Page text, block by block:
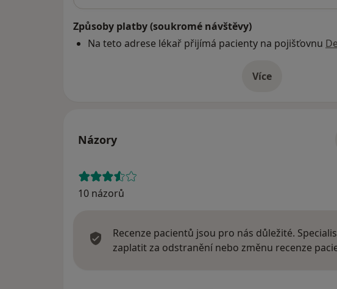
Způsoby platby (soukromé návštěvy)
Na teto adrese lékař přijímá pacienty na pojišťovnu
Víceo adrese
Názory
10 názorů
Recenze pacientů jsou pro nás důležité.
zaplatit za odstranění nebo změnu recenze